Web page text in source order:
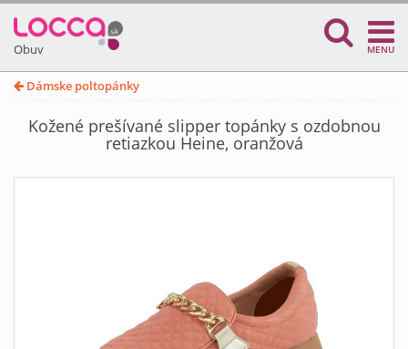
Obuv MENU
Dámske poltopánky
Kožené prešívané slipper topánky s ozdobnou
retiazkou Heine, oranžová